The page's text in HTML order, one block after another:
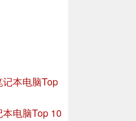
本电脑Top
电脑Top 10